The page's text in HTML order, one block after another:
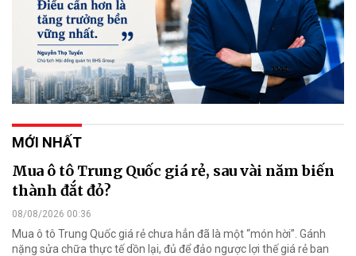
MỚI NHẤT
Mua ô tô Trung Quốc giá rẻ, sau vài năm biến
thành đắt đỏ?
08/08/2026 00:36
Mua ô tô Trung Quốc giá rẻ chưa hẳn đã là một “món hời”. Gánh
nặng sửa chữa thực tế dồn lại, đủ để đảo ngược lợi thế giá rẻ ban